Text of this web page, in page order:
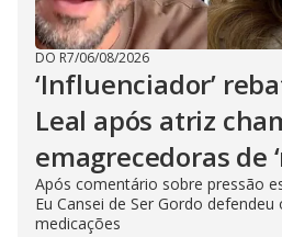
DO R7/06/08/2026
‘Influenciador’
Leal após atriz
emagrecedoras de
Após comentário sobre pressão
Eu Cansei de Ser Gordo
medicações